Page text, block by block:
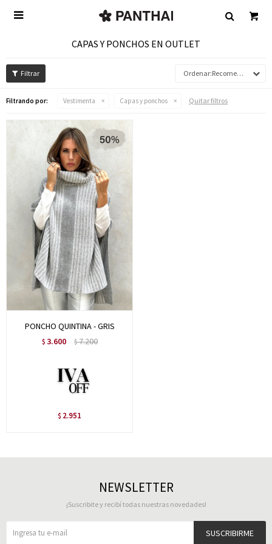

CAPAS Y PONCHOS EN OUTLET
Recomendados
Filtrando por: Vestimenta Capas y ponchos Quitar filtros
PONCHO QUINTINA - GRIS
$ 3.600 $7.200
$ 2.951
NEWSLETTER
¡Suscribite y recibí todas nuestras novedades!
SUSCRIBIRME